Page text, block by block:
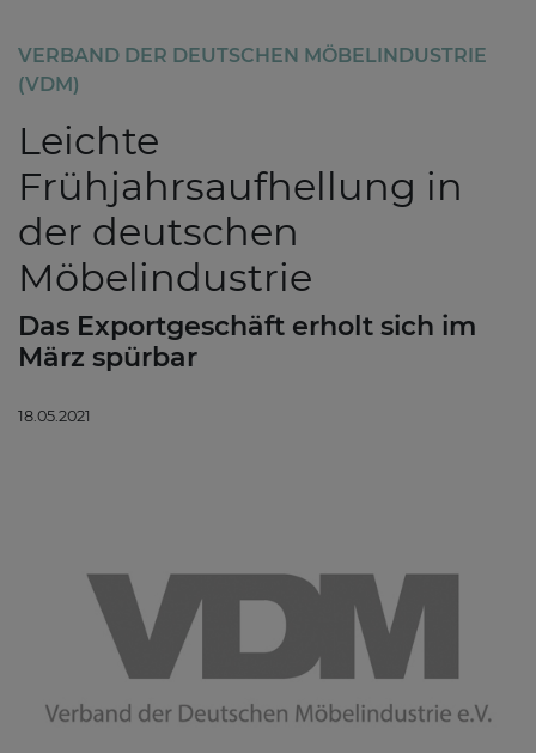
VERBAND DER DEUTSCHEN MÖBELINDUSTRIE
(VDM)
Leichte
Frühjahrsaufhellung in
der deutschen
Möbelindustrie
Das Exportgeschäft erholt sich im
März spürbar
18.05.2021